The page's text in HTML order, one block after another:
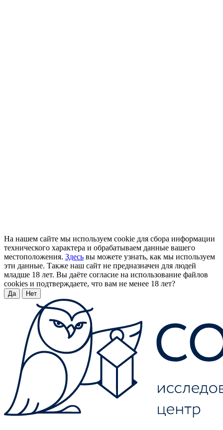
На нашем сайте мы используем cookie для сбора информации
технического характера и обрабатываем данные вашего
местоположения. Здесь вы можете узнать, как мы используем
эти данные. Также наш сайт не предназначен для людей
младше 18 лет. Вы даёте согласие на использование файлов
cookies и подтверждаете, что вам не менее 18 лет?
Да Нет